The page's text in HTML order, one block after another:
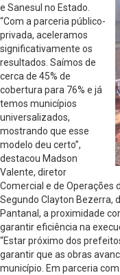
e Sanesul no Estado.
“Com a parceria público-
privada, aceleramos
significativamente os
resultados. Saímos de
cerca de 45% de
cobertura para 76% e já
temos municípios
universalizados,
mostrando que esse
modelo deu certo”,
destacou Madson
Valente, diretor
Comercial e de Operações
Segundo Clayton Bezerra,
Pantanal, a proximidade
garantir eficiência na
“Estar próximo dos
garantir que as obras
município. Em parceria